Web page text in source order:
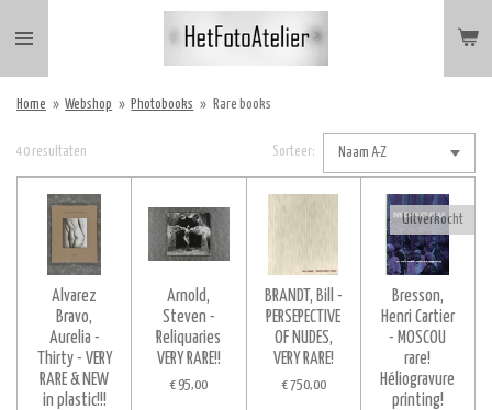
direct
de
Home » Webshop » Photobooks » Rare books
40 resultaten Sorteer:
Alvarez
Bravo,
Aurelia -
Thirty - VERY
RARE & NEW
in plastic!!!
Arnold,
Steven -
Reliquaries
VERY RARE!!
€ 95,00
BRANDT, Bill -
PERSEPECTIVE
OF NUDES,
VERY RARE!
€ 750,00
Uitverkocht
Bresson,
Henri Cartier
- MOSCOU
rare!
Héliogravure
printing!